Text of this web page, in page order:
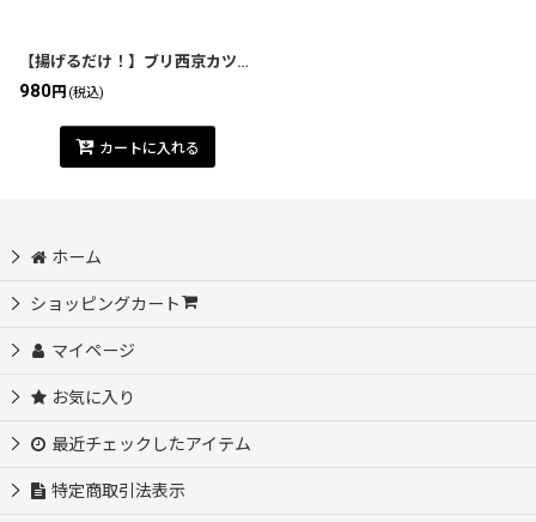
【揚げるだけ！】ブリ西京カツ 2枚入
980円 (税込)
カートに入れる
ホーム
ショッピングカート
マイページ
お気に入り
最近チェックしたアイテム
特定商取引法表示